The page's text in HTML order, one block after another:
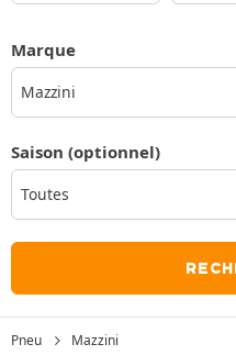
Marque
Mazzini
Saison (optionnel)
Pneu Mazzini